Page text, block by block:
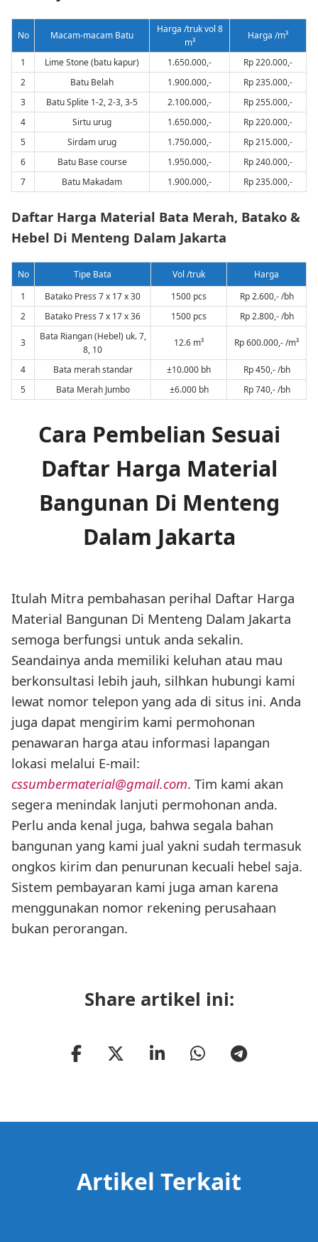
No Macam-macam Batu
Harga /truk vol 8
m³
Harga /m³
1 Lime Stone (batu kapur) 1.650.000,-
Rp 220.000,-
2
Batu Belah 1.900.000,-
Rp 235.000,-
3
Batu Splite 1-2, 2-3, 3-5 2.100.000,-
Rp 255.000,-
4
Sirtu urug 1.650.000,-
Rp 220.000,-
5
Sirdam urug 1.750.000,-
Rp 215.000,-
6
Batu Base course 1.950.000,-
Rp 240.000,-
7
Batu Makadam 1.900.000,- Rp 235.000,-
Daftar Harga Material Bata Merah, Batako &
Hebel Di Menteng Dalam Jakarta
No Tipe Bata Vol /truk
Harga
1
Batako Press 7 x 17 x 30 1500 pcs
Rp 2.600,- /bh
2
Batako Press 7 x 17 x 36 1500 pcs Rp 2.800,- /bh
3
Bata Riangan (Hebel) uk. 7,
8, 10
12.6 m³ Rp 600.000,- /m³
4 Bata merah standar ±10.000 bh
Rp 450,- /bh
5
Bata Merah Jumbo ±6.000 bh Rp 740,- /bh
Cara Pembelian Sesuai
Daftar Harga Material
Bangunan Di Menteng
Dalam Jakarta
Itulah Mitra pembahasan perihal Daftar Harga
Material Bangunan Di Menteng Dalam Jakarta
semoga berfungsi untuk anda sekalin.
Seandainya anda memiliki keluhan atau mau
berkonsultasi lebih jauh, silhkan hubungi kami
lewat nomor telepon yang ada di situs ini. Anda
juga dapat mengirim kami permohonan
penawaran harga atau informasi lapangan
lokasi melalui E-mail:
cssumbermaterial@gmail.com. Tim kami akan
segera menindak lanjuti permohonan anda.
Perlu anda kenal juga, bahwa segala bahan
bangunan yang kami jual yakni sudah termasuk
ongkos kirim dan penurunan kecuali hebel saja.
Sistem pembayaran kami juga aman karena
menggunakan nomor rekening perusahaan
bukan perorangan.
Share artikel ini:
Artikel Terkait